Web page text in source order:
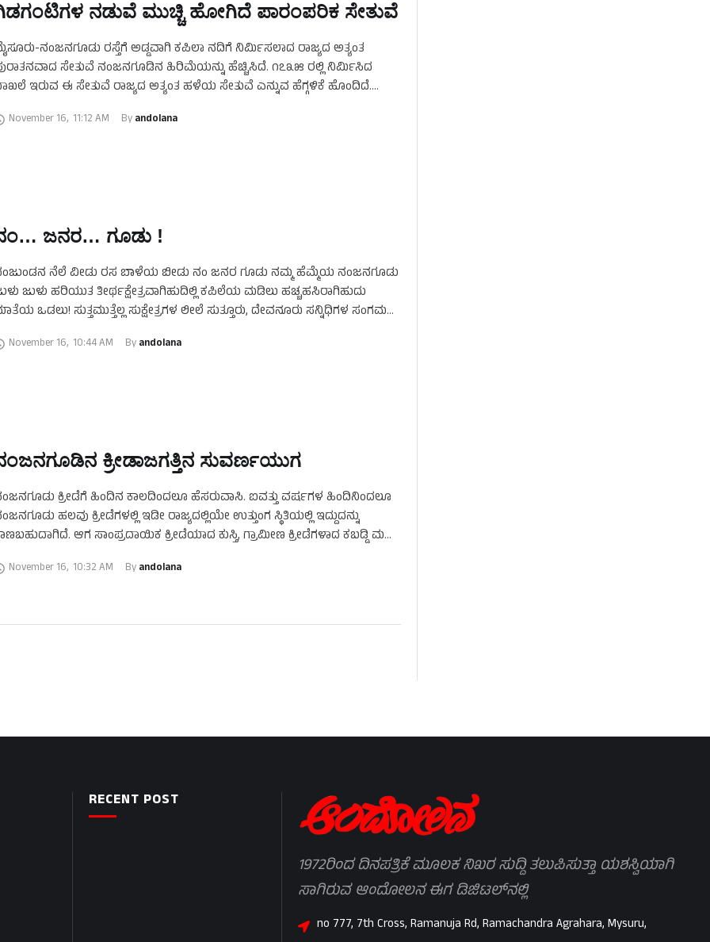
ನಡುವೆ ಮುಚ್ಚಿ ಹೋಗಿದೆ ಪಾರಂಪರಿಕ ಸೇತುವೆ
ನಂಜನಗೂಡು ರಸ್ತೆಗೆ ಅಡ್ಡವಾಗಿ ಕಪಿಲಾ ನದಿಗೆ ನಿರ್ಮಿಸಲಾದ ರಾಜ್ಯದ ಅತ್ಯಂತ
ಸೇತುವೆ ನಂಜನಗೂಡಿನ ಹಿರಿಮೆಯನ್ನು ಹೆಚ್ಚಿಸಿದೆ. ೧೭೩೫ ರಲ್ಲಿ ನಿರ್ಮಿಸಿದ
ಇರುವ ಈ ಸೇತುವೆ ರಾಜ್ಯದ ಅತ್ಯಂತ ಹಳೆಯ ಸೇತುವೆ ಎನ್ನುವ ಹೆಗ್ಗಳಿಕೆ ಹೊಂದಿದೆ.
November 16, 11:12 AM By andolana
ಜನರ… ಗೂಡು !
ನೆಲೆ ವೀಡು ರಸ ಬಾಳೆಯ ಬೀಡು ನಂ ಜನರ ಗೂಡು ನಮ್ಮ ಹೆಮ್ಮೆಯ ನಂಜನಗೂಡು
ಜುಳು ಹರಿಯುತ ತೀರ್ಥಕ್ಷೇತ್ರವಾಗಿಹುದಿಲ್ಲಿ ಕಪಿಲೆಯ ಮಡಿಲು ಹಚ್ಚಹಸಿರಾಗಿಹುದು
ಒಡಲು! ಸುತ್ತಮುತ್ತೆಲ್ಲ ಸುಕ್ಷೇತ್ರಗಳ ಲೀಲೆ ಸುತ್ತೂರು, ದೇವನೂರು ಸನ್ನಿಧಿಗಳ ಸಂಗಮ
November 16, 10:44 AM By andolana
ಕ್ರೀಡಾಜಗತ್ತಿನ ಸುವರ್ಣಯುಗ
ಕ್ರೀಡೆಗೆ ಹಿಂದಿನ ಕಾಲದಿಂದಲೂ ಹೆಸರುವಾಸಿ. ಐವತ್ತು ವರ್ಷಗಳ ಹಿಂದಿನಿಂದಲೂ
ಹಲವು ಕ್ರೀಡೆಗಳಲ್ಲಿ ಇಡೀ ರಾಜ್ಯದಲ್ಲಿಯೇ ಉತ್ತುಂಗ ಸ್ಥಿತಿಯಲ್ಲಿ ಇದ್ದುದನ್ನು
ಆಗ ಸಾಂಪ್ರದಾಯಿಕ ಕ್ರೀಡೆಯಾದ ಕುಸ್ತಿ, ಗ್ರಾಮೀಣ ಕ್ರೀಡೆಗಳಾದ ಕಬಡ್ಡಿ ಮತ್ತು
November 16, 10:32 AM By andolana
RECENT POST
1972ರಿಂದ ದಿನಪತ್ರಿಕೆ ಮೂಲಕ ನಿಖರ ಸುದ್ದಿ ತಲುಪಿಸುತ್ತಾ ಯಶಸ್ವಿಯಾಗಿ
ಸಾಗಿರುವ ಆಂದೋಲನ ಈಗ ಡಿಜಿಟಲ್‌ನಲ್ಲಿ
no 777, 7th Cross, Ramanuja Rd, Ramachandra Agrahara, Mysuru,